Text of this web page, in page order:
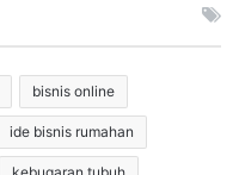
bisnis online
ide bisnis rumahan